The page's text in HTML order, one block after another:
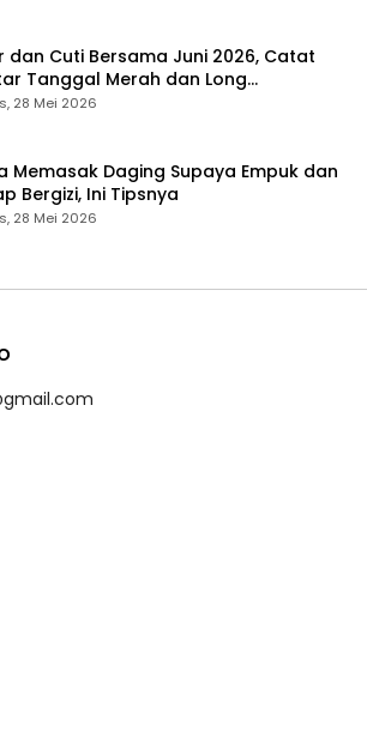
dan Cuti Bersama Juni 2026, Catat
Tanggal Merah dan Long
28 Mei 2026
Memasak Daging Supaya Empuk dan
Bergizi, Ini Tipsnya
28 Mei 2026